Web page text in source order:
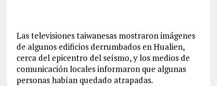
Las televisiones taiwanesas mostraron imágenes
de algunos edificios derrumbados en Hualien,
cerca del epicentro del seísmo, y los medios de
comunicación locales informaron que algunas
personas habían quedado atrapadas.